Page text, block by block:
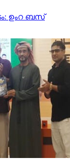
ഉംറ ബസ്